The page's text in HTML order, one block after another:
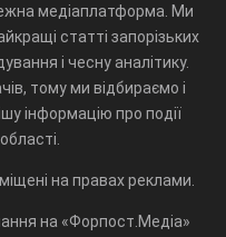
медіаплатформа. Ми
статті запорізьких
і чесну аналітику.
тому ми відбираємо і
інформацію про події
на правах реклами.
на «Форпост.Медіа»